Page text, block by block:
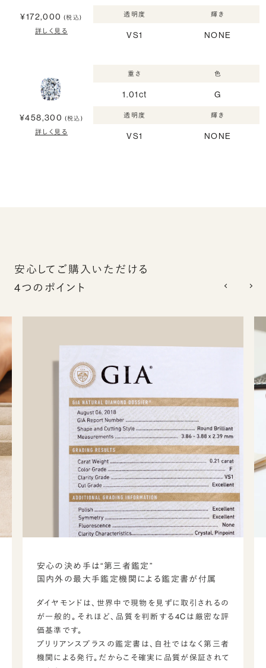
¥172,000 (税込)
詳しく見る
透明度
VS1
輝き
NONE
¥458,300 (税込)
詳しく見る
重さ
1.01ct
色
G
透明度
VS1
輝き
NONE
安心してご購入いただける
4つのポイント
安心の決め手は“第三者鑑定”
国内外の最大手鑑定機関による鑑定書が付属
ダイヤモンドは、世界中で現物を見ずに取引されるの
が一般的。それほど、品質を判断する4Cは厳密な評
価基準です。
ブリリアンスプラスの鑑定書は、自社ではなく第三者
機関による発行。だからこそ確実に品質が保証されて